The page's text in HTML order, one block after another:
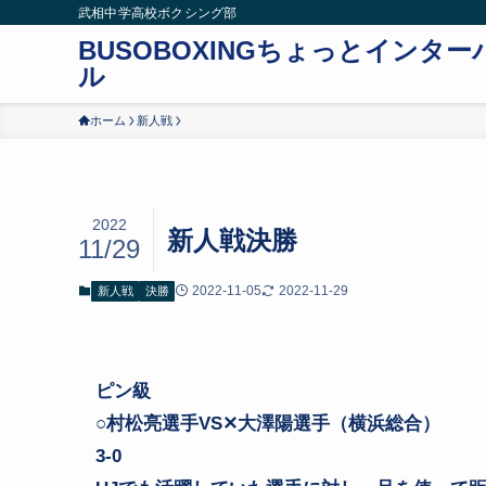
武相中学高校ボクシング部
BUSOBOXINGちょっとインター
ル
ホーム 新人戦
新人戦決勝
2022
11/29
新人戦 決勝 2022-11-05 2022-11-29
ピン級
○村松亮選手VS✕大澤陽選手（横浜総合）
3-0